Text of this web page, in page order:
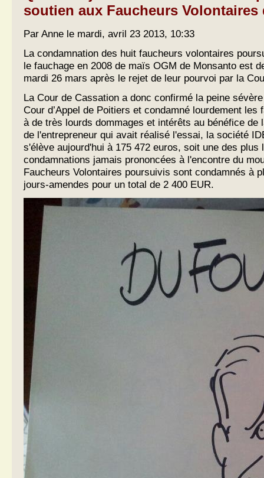
soutien aux Faucheurs Volontaires
Par Anne le mardi, avril 23 2013, 10:33
La condamnation des huit faucheurs volontaires
le fauchage en 2008 de maïs OGM de Monsanto est
mardi 26 mars après le rejet de leur pourvoi par la
La Cour de Cassation a donc confirmé la peine
Cour d’Appel de Poitiers et condamné lourdement les
à de très lourds dommages et intérêts au bénéfice de
de l'entrepreneur qui avait réalisé l'essai, la société
s'élève aujourd'hui à 175 472 euros, soit une des plus
condamnations jamais prononcées à l'encontre du
Faucheurs Volontaires poursuivis sont condamnés à
jours-amendes pour un total de 2 400 EUR.